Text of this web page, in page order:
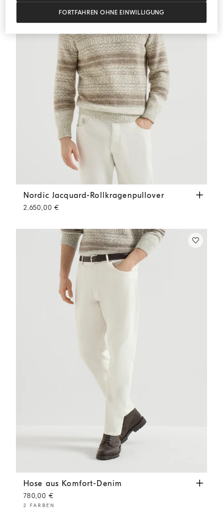
Nordic Jacquard-Rollkragenpullover Kastanienbraun
Nordic Jacquard-Rollkragenpullover
2.650,00 €
Hose aus Komfort-Denim Weiß
Hose aus Komfort-Denim
780,00 €
2 FARBEN
FORTFAHREN OHNE EINWILLIGUNG